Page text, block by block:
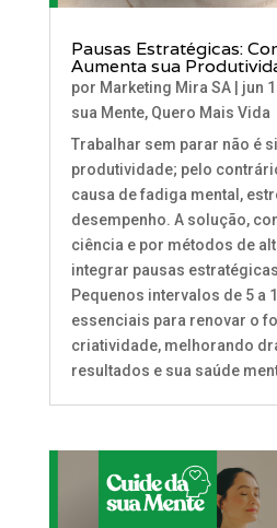
Pausas Estratégicas:
Aumenta sua
por Marketing Mira SA| jun
sua Mente, Quero Mais Vida
Trabalhar sem parar não é
produtividade; pelo
causa de fadiga mental,
desempenho. A solução,
ciência e por métodos de
integrar pausas
Pequenos intervalos de 5 a
essenciais para renovar o
criatividade, melhorando
resultados e sua saúde